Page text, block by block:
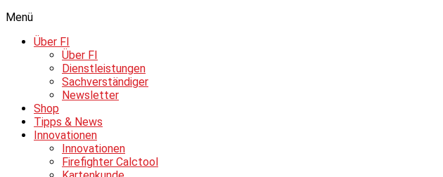
Menü
Über FI
Über FI
Dienstleistungen
Sachverständiger
Newsletter
Shop
Tipps & News
Innovationen
Innovationen
Firefighter Calctool